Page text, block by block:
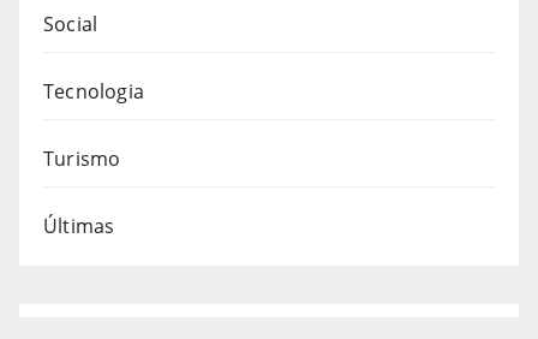
Social
Tecnologia
Turismo
Últimas